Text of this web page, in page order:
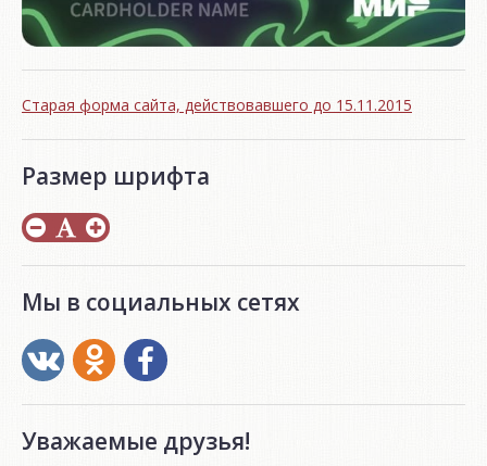
Старая форма сайта, действовавшего до 15.11.2015
Размер шрифта
Мы в социальных сетях
Уважаемые друзья!